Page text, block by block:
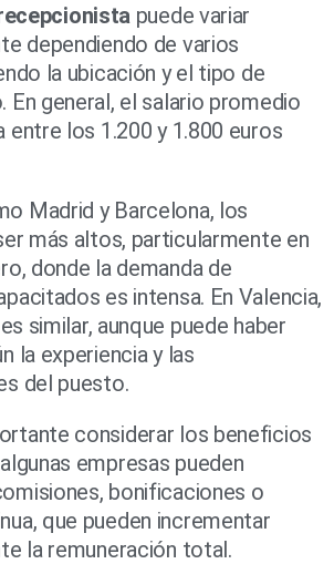
puede variar
dependiendo de varios
la ubicación y el tipo de
En general, el salario promedio
entre los 1.200 y 1.800 euros
Madrid y Barcelona, los
más altos, particularmente en
donde la demanda de
es intensa. En Valencia,
similar, aunque puede haber
la experiencia y las
del puesto.
considerar los beneficios
empresas pueden
bonificaciones o
que pueden incrementar
la remuneración total.